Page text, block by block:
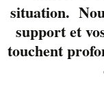
dans la
Actif sur
(basse)
20 ans!
situation.
support et
touchent